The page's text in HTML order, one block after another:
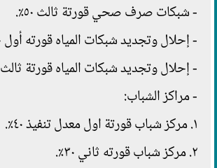
- شبكات صرف صحي قورتة ثالث ٥٠٪.
- إحلال وتجديد شبكات المياه قورته أول ٨٠٪.
- إحلال وتجديد شبكات المياه قورتة ثالث ٧٠٪ .
- مراكز الشباب:
١. مركز شباب قورتة اول معدل تنفيذ ٤٠٪.
٢. مركز شباب قورته ثاني ٣٠٪.